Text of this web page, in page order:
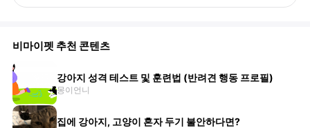
비마이펫 추천 콘텐츠
강아지 성격 테스트 및 훈련법 (반려견 행동 프로필)
몽이언니
집에 강아지, 고양이 혼자 두기 불안하다면?